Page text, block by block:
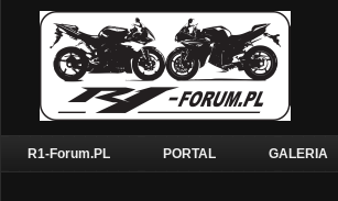
R1-Forum.PL PORTAL GALERIA